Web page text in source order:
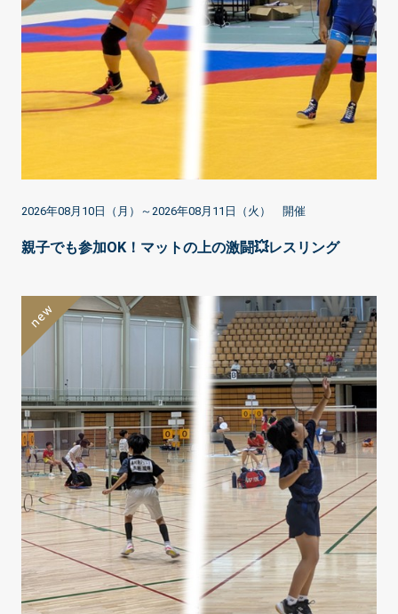
2026年08月10日（月）～2026年08月11日（火） 開催
親子でも参加OK！マットの上の激闘💥レスリング